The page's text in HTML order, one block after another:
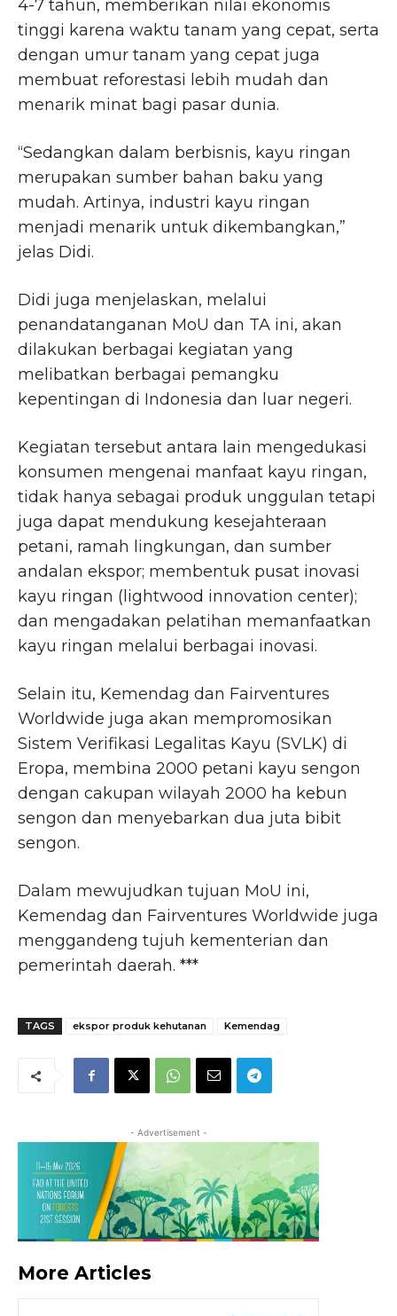
4-7 tahun, memberikan nilai ekonomis
tinggi karena waktu tanam yang cepat, serta
dengan umur tanam yang cepat juga
membuat reforestasi lebih mudah dan
menarik minat bagi pasar dunia.
“Sedangkan dalam berbisnis, kayu ringan
merupakan sumber bahan baku yang
mudah. Artinya, industri kayu ringan
menjadi menarik untuk dikembangkan,”
jelas Didi.
Didi juga menjelaskan, melalui
penandatanganan MoU dan TA ini, akan
dilakukan berbagai kegiatan yang
melibatkan berbagai pemangku
kepentingan di Indonesia dan luar negeri.
Kegiatan tersebut antara lain mengedukasi
konsumen mengenai manfaat kayu ringan,
tidak hanya sebagai produk unggulan tetapi
juga dapat mendukung kesejahteraan
petani, ramah lingkungan, dan sumber
andalan ekspor; membentuk pusat inovasi
kayu ringan (lightwood innovation center);
dan mengadakan pelatihan memanfaatkan
kayu ringan melalui berbagai inovasi.
Selain itu, Kemendag dan Fairventures
Worldwide juga akan mempromosikan
Sistem Verifikasi Legalitas Kayu (SVLK) di
Eropa, membina 2000 petani kayu sengon
dengan cakupan wilayah 2000 ha kebun
sengon dan menyebarkan dua juta bibit
sengon.
Dalam mewujudkan tujuan MoU ini,
Kemendag dan Fairventures Worldwide juga
menggandeng tujuh kementerian dan
pemerintah daerah. ***
TAGS ekspor produk kehutanan Kemendag
- Advertisement -
More Articles